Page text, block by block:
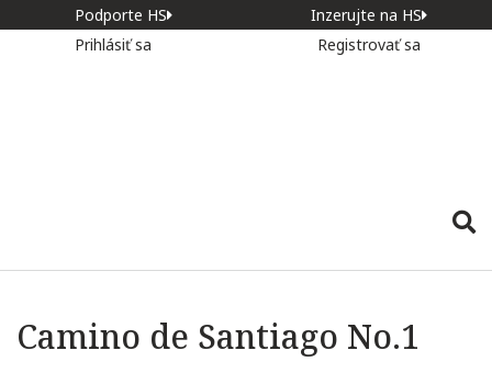
Podporte HS
Inzerujte na HS
Prihlásiť sa
Registrovať sa
Camino de Santiago No.1